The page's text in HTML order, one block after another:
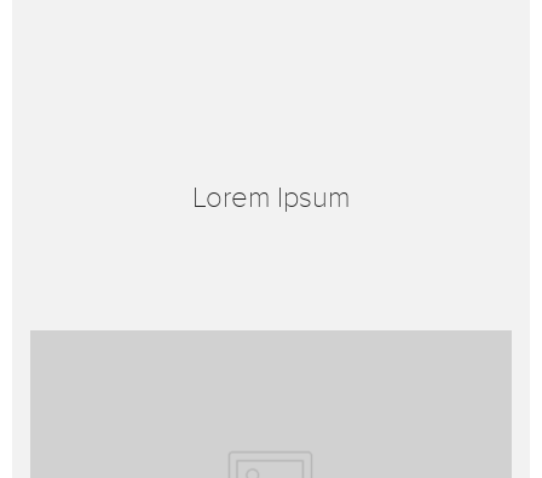
Lorem Ipsum
Lorem ipsum dolor sit amet, consetetur sadipscing elitr, sed diam